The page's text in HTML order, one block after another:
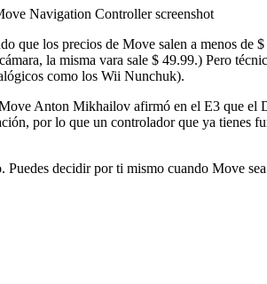
los precios de Move salen a menos de
la misma vara sale $ 49.99.) Pero
como los Wii Nunchuk).
Anton Mikhailov afirmó en el E3 que el
por lo que un controlador que ya tienes
decidir por ti mismo cuando Move